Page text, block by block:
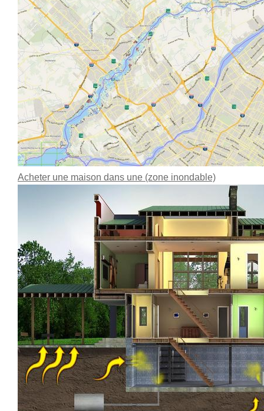
Acheter une maison dans une (zone inondable)